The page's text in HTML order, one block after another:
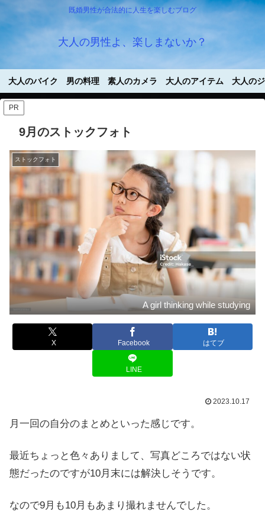
既婚男性が合法的に人生を楽しむブログ
大人の男性よ、楽しまないか？
大人のバイク 男の料理 素人のカメラ 大人のアイテム 大人の
PR
9月のストックフォト
ストックフォト
A girl thinking while studying
X Facebook はてブ
LINE
2023.10.17
月一回の自分のまとめといった感じです。
最近ちょっと色々ありまして、写真どころではない状
態だったのですが10月末には解決しそうです。
なので9月も10月もあまり撮れませんでした。